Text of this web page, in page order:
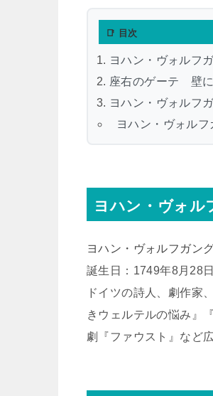
📑 目次
ヨハン・ヴォルフ
座右のゲーテ 壁
ヨハン・ヴォルフ
ヨハン・ヴォル
ヨハン・ヴォル
ヨハン・ヴォルフガン
誕生日：1749年8月28日
ドイツの詩人、劇作家
きウェルテルの悩み』
劇『ファウスト』など